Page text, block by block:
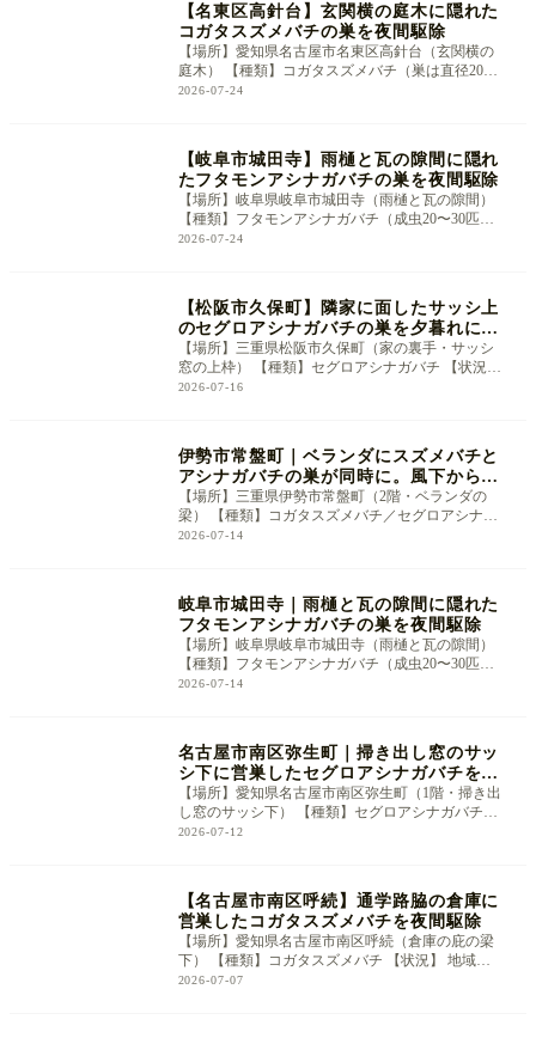
【名東区高針台】玄関横の庭木に隠れた
コガタスズメバチの巣を夜間駆除
【場所】愛知県名古屋市名東区高針台（玄関横の
庭木） 【種類】コガタスズメバチ（巣は直径20cm
ほど） 【状況】 「今まで全然気づ
2026-07-24
【岐阜市城田寺】雨樋と瓦の隙間に隠れ
たフタモンアシナガバチの巣を夜間駆除
【場所】岐阜県岐阜市城田寺（雨樋と瓦の隙間）
【種類】フタモンアシナガバチ（成虫20〜30匹ほ
ど） 【状況】 「雨樋のあたりで最
2026-07-24
【松阪市久保町】隣家に面したサッシ上
のセグロアシナガバチの巣を夕暮れに駆
除
【場所】三重県松阪市久保町（家の裏手・サッシ
窓の上枠） 【種類】セグロアシナガバチ 【状況】
「裏のお宅の方に教えてもらって
2026-07-16
伊勢市常盤町｜ベランダにスズメバチと
アシナガバチの巣が同時に。風下から順
に駆除
【場所】三重県伊勢市常盤町（2階・ベランダの
梁） 【種類】コガタスズメバチ／セグロアシナガ
バチ（2つの巣が同時に営巣） 【状
2026-07-14
岐阜市城田寺｜雨樋と瓦の隙間に隠れた
フタモンアシナガバチの巣を夜間駆除
【場所】岐阜県岐阜市城田寺（雨樋と瓦の隙間）
【種類】フタモンアシナガバチ（成虫20〜30匹ほ
ど） 【状況】 「雨樋のあたりで最
2026-07-14
名古屋市南区弥生町｜掃き出し窓のサッ
シ下に営巣したセグロアシナガバチを夜
間駆除
【場所】愛知県名古屋市南区弥生町（1階・掃き出
し窓のサッシ下） 【種類】セグロアシナガバチ
（巣は直径10cmほど、成虫20匹前後）
2026-07-12
【名古屋市南区呼続】通学路脇の倉庫に
営巣したコガタスズメバチを夜間駆除
【場所】愛知県名古屋市南区呼続（倉庫の庇の梁
下） 【種類】コガタスズメバチ 【状況】 地域の
自治会様より「お神輿を保管してい
2026-07-07